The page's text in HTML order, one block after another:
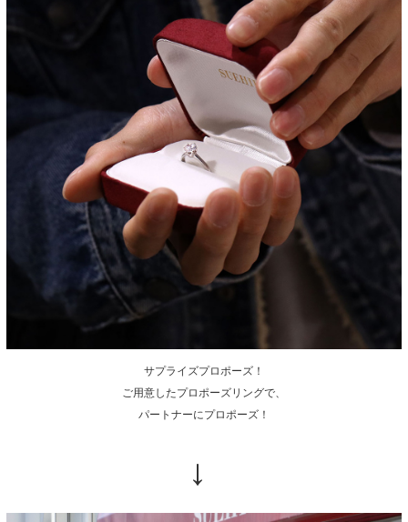
サプライズプロポーズ！
ご用意したプロポーズリングで、
パートナーにプロポーズ！
→